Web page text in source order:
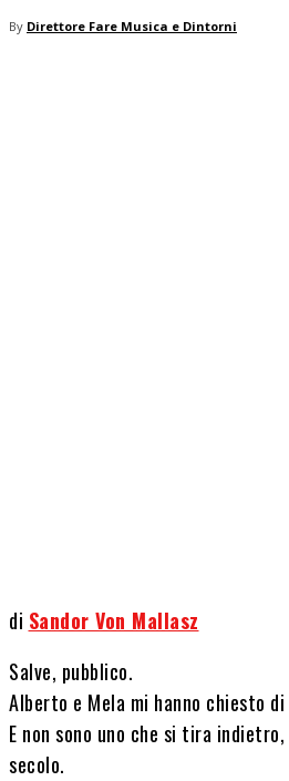
By Direttore Fare Musica e Dintorni
di Sandor Von Mallasz
Salve, pubblico.
Alberto e Mela mi hanno chiesto
E non sono uno che si tira
secolo.